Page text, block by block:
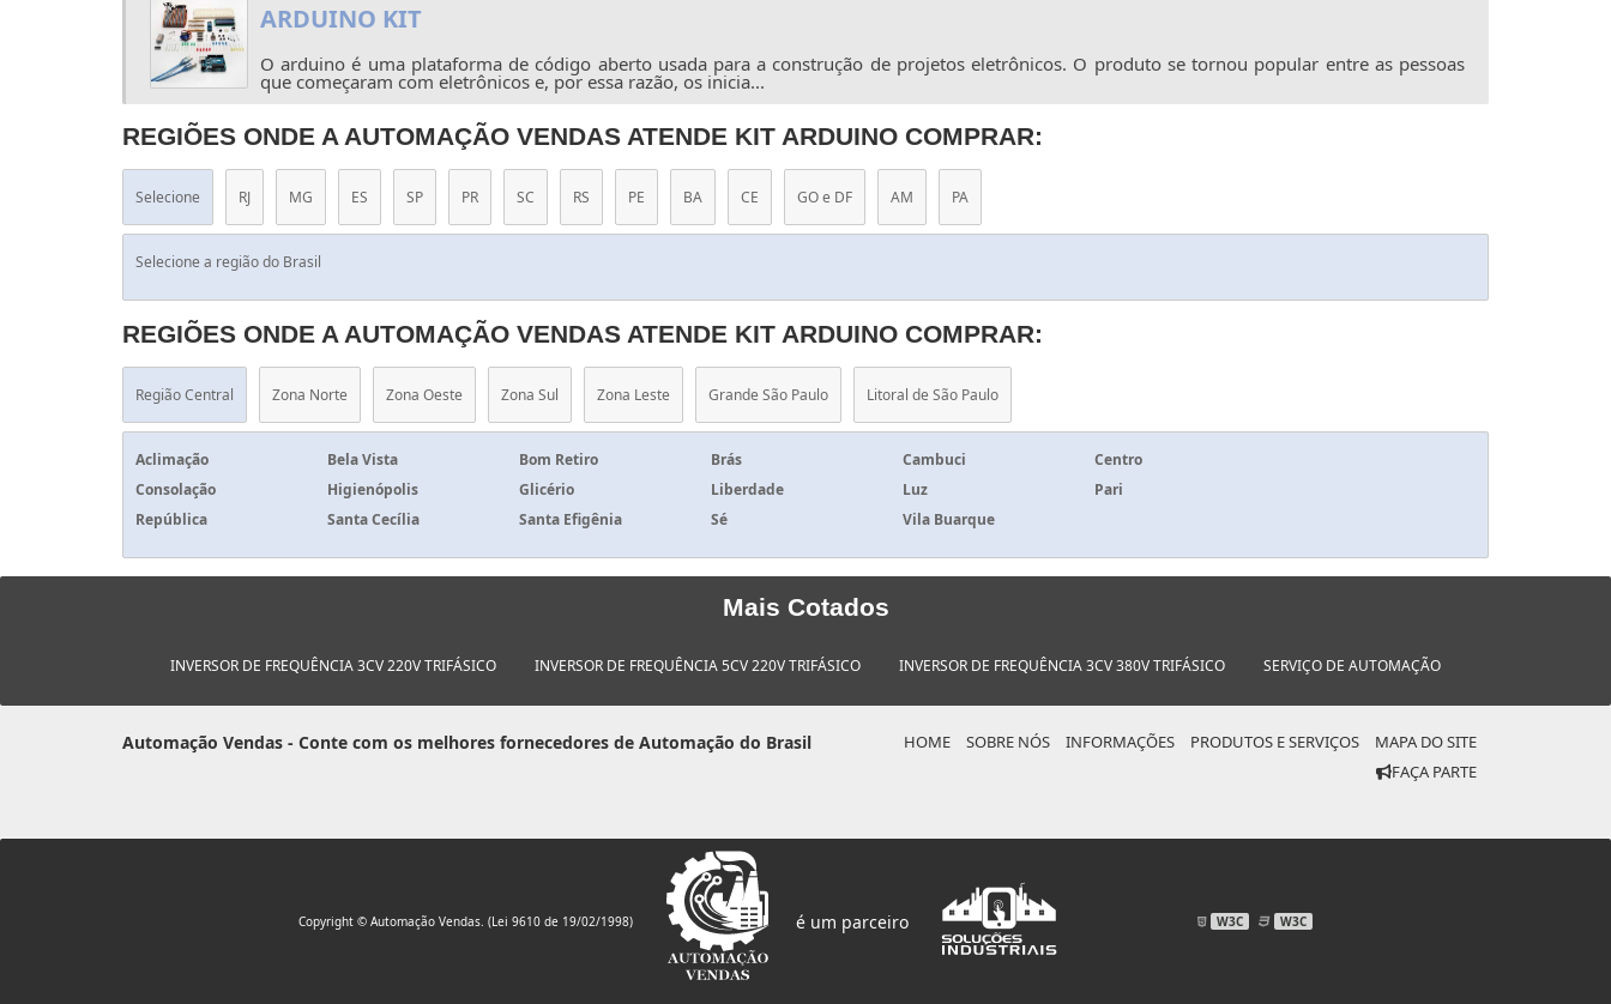
ARDUINO KIT
O arduino é uma plataforma de código aberto usada para a construção de projetos eletrônicos. O produto se tornou popular entre as pessoas
que começaram com eletrônicos e, por essa razão, os inicia...
REGIÕES ONDE A AUTOMAÇÃO VENDAS ATENDE KIT ARDUINO COMPRAR:
Selecione RJ MG ES SP PR SC RS PE BA CE GO e DF AM PA
Selecione a região do Brasil
REGIÕES ONDE A AUTOMAÇÃO VENDAS ATENDE KIT ARDUINO COMPRAR:
Região Central Zona Norte Zona Oeste Zona Sul Zona Leste Grande São Paulo Litoral de São Paulo
Aclimação Bela Vista Bom Retiro Brás Cambuci
Centro
Consolação
Higienópolis Glicério Liberdade Luz
Pari
República
Santa Cecília Santa Efigênia Sé Vila Buarque
Mais Cotados
INVERSOR DE FREQUÊNCIA 3CV 220V TRIFÁSICO INVERSOR DE FREQUÊNCIA 5CV 220V TRIFÁSICO INVERSOR DE FREQUÊNCIA 3CV 380V TRIFÁSICO SERVIÇO DE AUTOMAÇÃO
Automação Vendas - Conte com os melhores fornecedores de Automação do Brasil HOME SOBRE NÓS INFORMAÇÕES PRODUTOS E SERVIÇOS
MAPA DO SITE
FAÇA PARTE
Copyright © Automação Vendas. (Lei 9610 de 19/02/1998) é um parceiro W3C W3C